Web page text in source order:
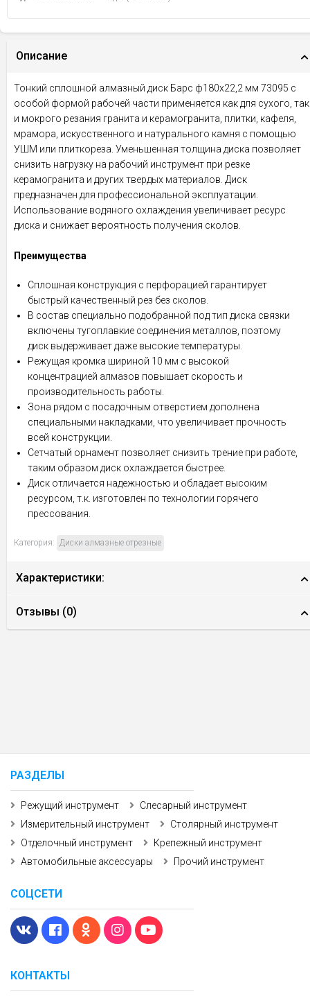
Описание
Тонкий сплошной алмазный диск Барс ф180х22,2 мм 73095 с
особой формой рабочей части применяется как для сухого, так
и мокрого резания гранита и керамогранита, плитки, кафеля,
мрамора, искусственного и натурального камня с помощью
УШМ или плиткореза. Уменьшенная толщина диска позволяет
снизить нагрузку на рабочий инструмент при резке
керамогранита и других твердых материалов. Диск
предназначен для профессиональной эксплуатации.
Использование водяного охлаждения увеличивает ресурс
диска и снижает вероятность получения сколов.
Преимущества
Сплошная конструкция с перфорацией гарантирует
быстрый качественный рез без сколов.
В состав специально подобранной под тип диска связки
включены тугоплавкие соединения металлов, поэтому
диск выдерживает даже высокие температуры.
Режущая кромка шириной 10 мм с высокой
концентрацией алмазов повышает скорость и
производительность работы.
Зона рядом с посадочным отверстием дополнена
специальными накладками, что увеличивает прочность
всей конструкции.
Сетчатый орнамент позволяет снизить трение при работе,
таким образом диск охлаждается быстрее.
Диск отличается надежностью и обладает высоким
ресурсом, т.к. изготовлен по технологии горячего
прессования.
Категория: Диски алмазные отрезные
Характеристики:
Отзывы (0)
КОНТАКТЫ
РАЗДЕЛЫ
Режущий инструмент
Слесарный инструмент
Измерительный инструмент
Столярный инструмент
Отделочный инструмент
Крепежный инструмент
Автомобильные аксессуары
Прочий инструмент
СОЦСЕТИ